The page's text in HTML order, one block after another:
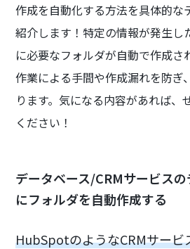
作成を自動化する方法を具体的な
紹介します！特定の情報が発生し
に必要なフォルダが自動で作成さ
作業による手間や作成漏れを防ぎ
ります。気になる内容があれば、
ください！
データベース/CRMサービス
にフォルダを自動作成する
HubSpotのようなCRMサービ